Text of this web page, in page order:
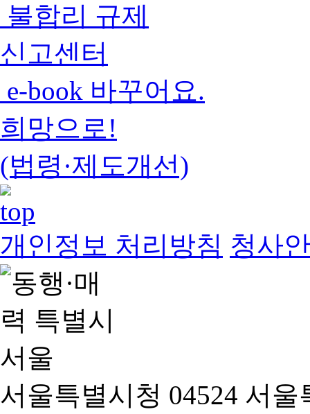
불합리 규제
신고센터
e-book 바꾸어요.
희망으로!
(법령·제도개선)
개인정보 처리방침 청사
서울특별시청 04524 서